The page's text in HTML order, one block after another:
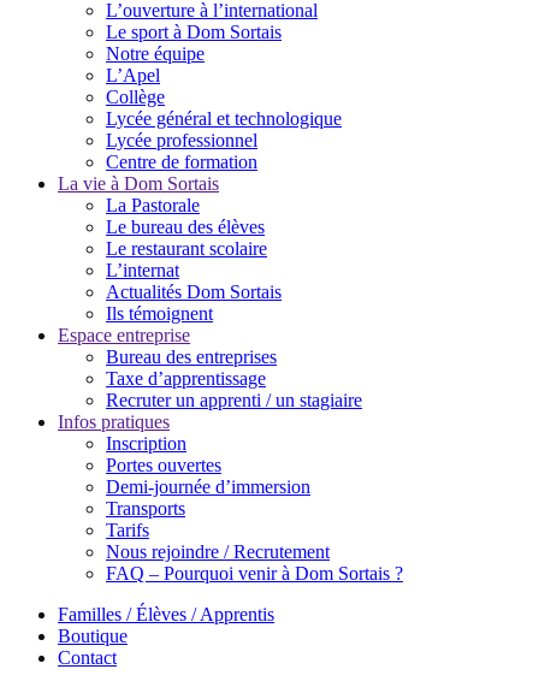
L’ouverture à l’international
Le sport à Dom Sortais
Notre équipe
L’Apel
Collège
Lycée général et technologique
Lycée professionnel
Centre de formation
La vie à Dom Sortais
La Pastorale
Le bureau des élèves
Le restaurant scolaire
L’internat
Actualités Dom Sortais
Ils témoignent
Espace entreprise
Bureau des entreprises
Taxe d’apprentissage
Recruter un apprenti / un stagiaire
Infos pratiques
Inscription
Portes ouvertes
Demi-journée d’immersion
Transports
Tarifs
Nous rejoindre / Recrutement
FAQ – Pourquoi venir à Dom Sortais ?
Familles / Élèves / Apprentis
Boutique
Contact